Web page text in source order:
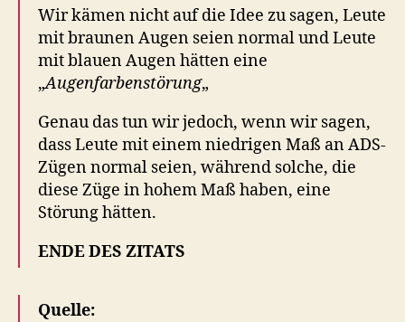
Wir kämen nicht auf die Idee zu sagen, Leute
mit braunen Augen seien normal und Leute
mit blauen Augen hätten eine
„Augenfarbenstörung„
Genau das tun wir jedoch, wenn wir sagen,
dass Leute mit einem niedrigen Maß an ADS-
Zügen normal seien, während solche, die
diese Züge in hohem Maß haben, eine
Störung hätten.
ENDE DES ZITATS
Quelle: